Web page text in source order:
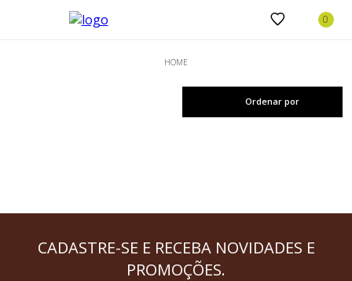
Ordenar por
CADASTRE-SE E RECEBA NOVIDADES E
PROMOÇÕES.